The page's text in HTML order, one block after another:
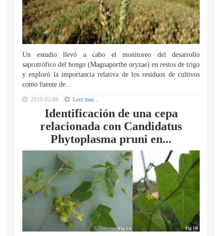
Un estudio llevó a cabo el monitoreo del desarrollo
saprotrófico del hongo (Magnaporthe oryzae) en restos de trigo
y exploró la importancia relativa de los residuos de cultivos
como fuente de...
2019-02-08 Leer mas...
Identificación de una cepa
relacionada con Candidatus
Phytoplasma pruni en...